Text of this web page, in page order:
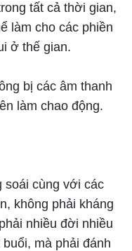
tất cả thời gian,
làm cho các phiền
ở thế gian.
bị các âm thanh
làm chao động.
soái cùng với các
không phải kháng
nhiều đời nhiều
mà phải đánh